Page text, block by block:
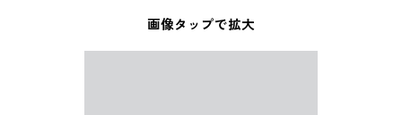
画像タップで拡大